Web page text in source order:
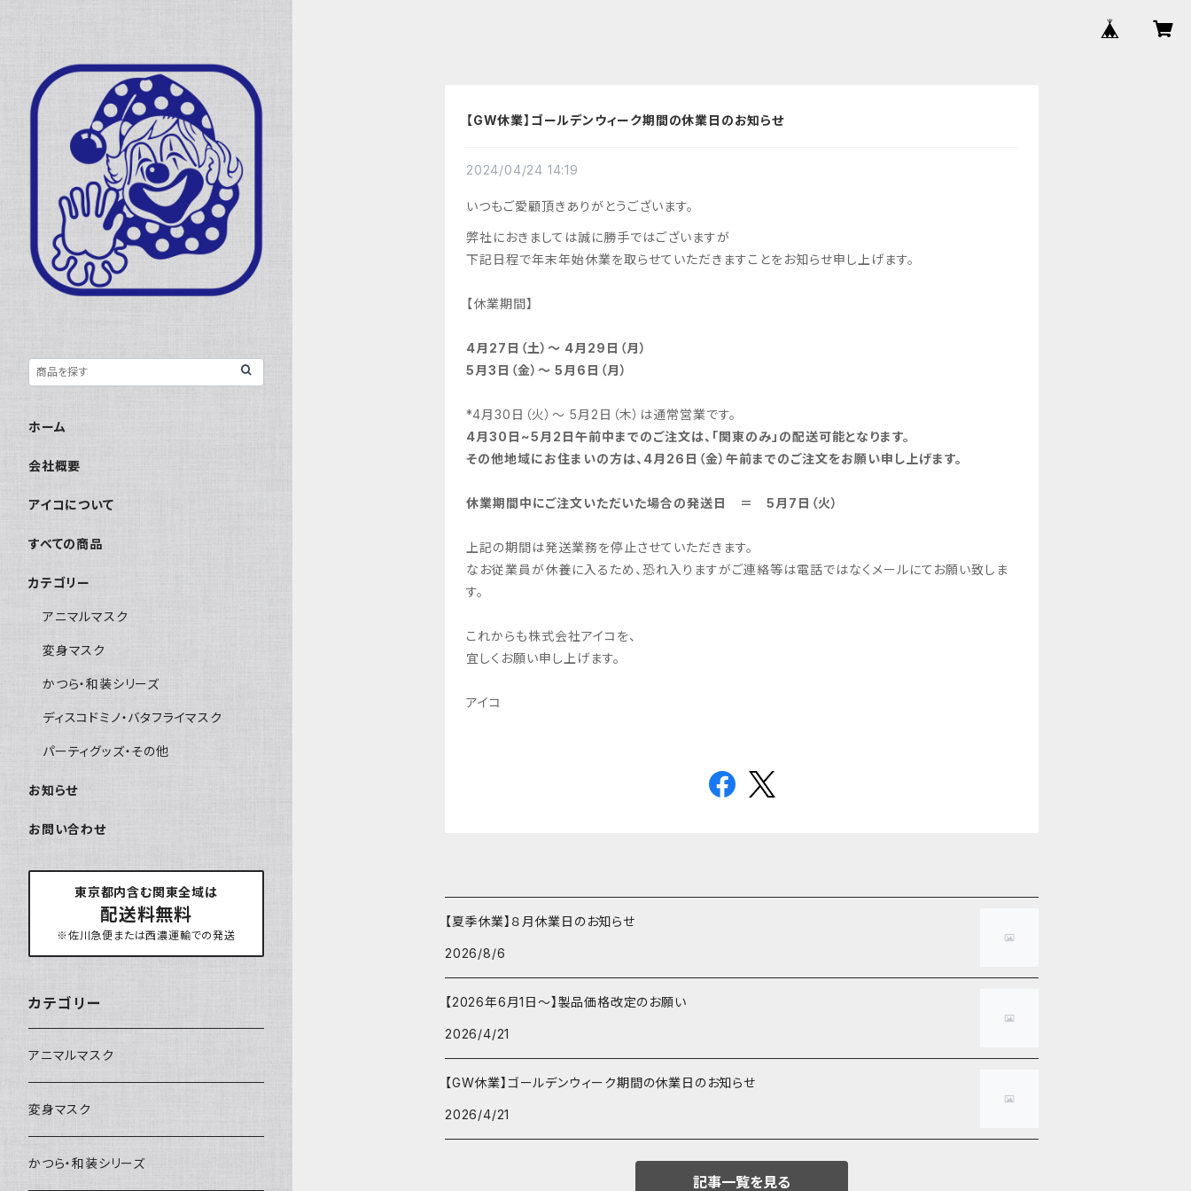
【GW休業】ゴールデンウィーク期間の休業日のお知らせ
2024/04/24 14:19
いつもご愛顧頂きありがとうございます。
弊社におきましては誠に勝手ではございますが
下記日程で年末年始休業を取らせていただきますことをお知らせ申し上げます。
【休業期間】
4月27日（土）〜 4月29日（月）
5月3日（金）～ 5月6日（月）
*4月30日（火）〜 5月2日（木） は通常営業です。
4月30日~5月2日午前中までのご注文は、「関東のみ」の配送可能となります。
その他地域にお住まいの方は、4月26日（金）午前までのご注文をお願い申し上げます。
休業期間中にご注文いただいた場合の発送日 ＝ 5月7日（火）
上記の期間は発送業務を停止させていただきます。
なお従業員が休養に入るため、 恐れ入りますがご連絡等は電話ではなくメールにてお願い致しま
す。
これからも株式会社アイコを、
宜しくお願い申し上げます。
アイコ
【夏季休業】８月休業日のお知らせ
2026/8/6
【2026年6月1日～】製品価格改定のお願い
2026/4/21
【GW休業】ゴールデンウィーク期間の休業日のお知らせ
2026/4/21
記事一覧を見る
ホーム
会社概要
アイコについて
すべての商品
カテゴリー
アニマルマスク
変身マスク
かつら・和装シリーズ
ディスコドミノ・バタフライマスク
パーティグッズ・その他
お知らせ
お問い合わせ
東京都内含む関東全域は
配送料無料
※佐川急便または西濃運輸での発送
カテゴリー
アニマルマスク
変身マスク
かつら・和装シリーズ